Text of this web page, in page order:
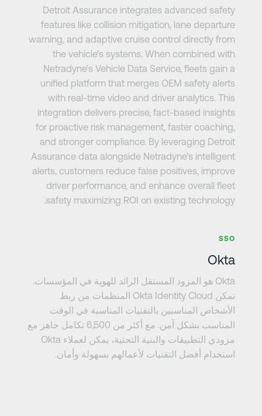
Detroit Assurance integrates advanced safety
features like collision mitigation, lane departure
warning, and adaptive cruise control directly from
the vehicle's systems. When combined with
Netradyne's Vehicle Data Service, fleets gain a
unified platform that merges OEM safety alerts
with real-time video and driver analytics. This
integration delivers precise, fact-based insights
for proactive risk management, faster coaching,
and stronger compliance. By leveraging Detroit
Assurance data alongside Netradyne's intelligent
alerts, customers reduce false positives, improve
driver performance, and enhance overall fleet
safety maximizing ROI on existing technology.
Okta
Okta هو المزود المستقل الرائد للهوية في المؤسسات.
تمكن Okta Identity Cloud المنظمات من ربط
الأشخاص المناسبين بالتقنيات المناسبة في الوقت
المناسب بشكل آمن. مع أكثر من 6,500 تكامل جاهز مع
مزودي التطبيقات والبنية التحتية، يمكن لعملاء Okta
استخدام أفضل التقنيات لأعمالهم بسهولة وأمان.